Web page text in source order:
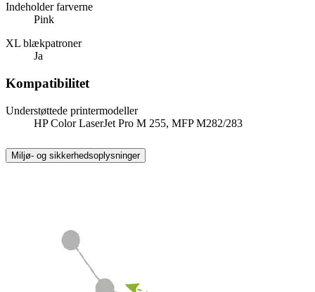
Indeholder farverne
Pink
XL blækpatroner
Ja
Kompatibilitet
Understøttede printermodeller
HP Color LaserJet Pro M 255, MFP M282/283
Miljø- og sikkerhedsoplysninger